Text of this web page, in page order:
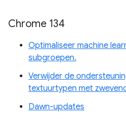
Chrome 134
Optimaliseer machine
subgroepen.
Verwijder de
textuurtypen met
Dawn-updates